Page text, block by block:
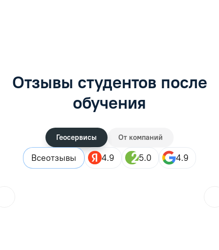
Отзывы студентов после
обучения
Геосервисы От компаний
Всеотзывы 4.9 5.0 4.9